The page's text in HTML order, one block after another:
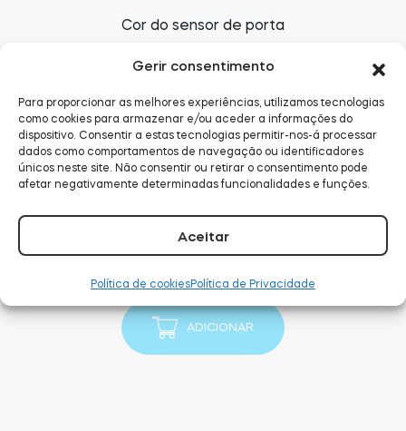
Gerir consentimento
Para proporcionar as melhores experiências, utilizamos tecnologias
como cookies para armazenar e/ou aceder a informações do
dispositivo. Consentir a estas tecnologias permitir-nos-á processar
dados como comportamentos de navegação ou identificadores
únicos neste site. Não consentir ou retirar o consentimento pode
afetar negativamente determinadas funcionalidades e funções.
Aceitar
Política de cookiesPolítica de Privacidade
Cor do sensor de porta
QUANTIDADE
Quantidade
de
GO2
Door
Sensor
Full
ADICIONAR